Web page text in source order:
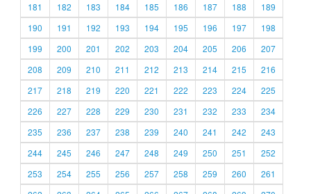
181
182 183 184 185 186 187 188
189
190
191 192 193 194 195 196 197
198
199
200 201 202 203 204 205 206
207
208
209 210 211 212 213 214 215
216
217
218 219 220 221 222 223 224
225
226
227 228 229 230 231 232 233
234
235
236 237 238 239 240 241 242
243
244
245 246 247 248 249 250 251
252
253
254 255 256 257 258 259 260
261